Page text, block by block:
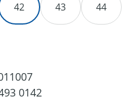
42 43 44
0142